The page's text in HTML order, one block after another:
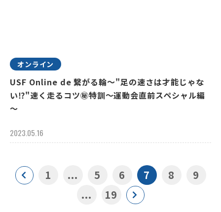
オンライン
USF Online de 繋がる輪～"足の速さは才能じゃな
い⁉"速く走るコツ㊙特訓～運動会直前スペシャル編
～
2023.05.16
1 ... 5 6 7 8
9
...
19